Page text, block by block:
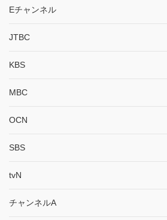
Eチャンネル
JTBC
KBS
MBC
OCN
SBS
tvN
チャンネルA